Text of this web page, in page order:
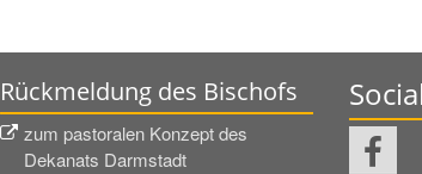
Rückmeldung des Bischofs
zum pastoralen Konzept des
Dekanats Darmstadt